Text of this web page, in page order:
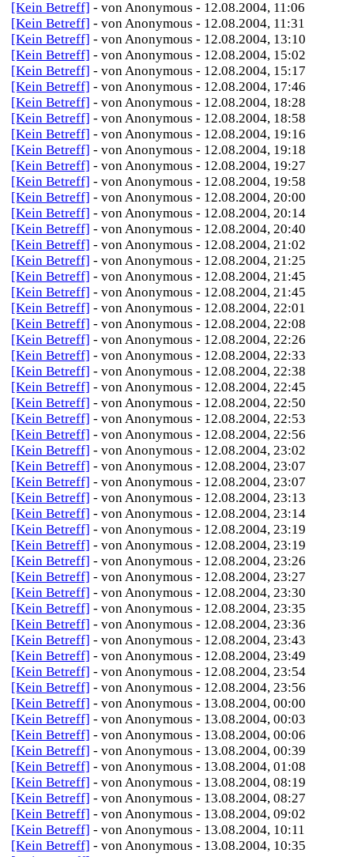
[Kein Betreff] - von Anonymous - 12.08.2004, 11:06
[Kein Betreff] - von Anonymous - 12.08.2004, 11:31
[Kein Betreff] - von Anonymous - 12.08.2004, 13:10
[Kein Betreff] - von Anonymous - 12.08.2004, 15:02
[Kein Betreff] - von Anonymous - 12.08.2004, 15:17
[Kein Betreff] - von Anonymous - 12.08.2004, 17:46
[Kein Betreff] - von Anonymous - 12.08.2004, 18:28
[Kein Betreff] - von Anonymous - 12.08.2004, 18:58
[Kein Betreff] - von Anonymous - 12.08.2004, 19:16
[Kein Betreff] - von Anonymous - 12.08.2004, 19:18
[Kein Betreff] - von Anonymous - 12.08.2004, 19:27
[Kein Betreff] - von Anonymous - 12.08.2004, 19:58
[Kein Betreff] - von Anonymous - 12.08.2004, 20:00
[Kein Betreff] - von Anonymous - 12.08.2004, 20:14
[Kein Betreff] - von Anonymous - 12.08.2004, 20:40
[Kein Betreff] - von Anonymous - 12.08.2004, 21:02
[Kein Betreff] - von Anonymous - 12.08.2004, 21:25
[Kein Betreff] - von Anonymous - 12.08.2004, 21:45
[Kein Betreff] - von Anonymous - 12.08.2004, 21:45
[Kein Betreff] - von Anonymous - 12.08.2004, 22:01
[Kein Betreff] - von Anonymous - 12.08.2004, 22:08
[Kein Betreff] - von Anonymous - 12.08.2004, 22:26
[Kein Betreff] - von Anonymous - 12.08.2004, 22:33
[Kein Betreff] - von Anonymous - 12.08.2004, 22:38
[Kein Betreff] - von Anonymous - 12.08.2004, 22:45
[Kein Betreff] - von Anonymous - 12.08.2004, 22:50
[Kein Betreff] - von Anonymous - 12.08.2004, 22:53
[Kein Betreff] - von Anonymous - 12.08.2004, 22:56
[Kein Betreff] - von Anonymous - 12.08.2004, 23:02
[Kein Betreff] - von Anonymous - 12.08.2004, 23:07
[Kein Betreff] - von Anonymous - 12.08.2004, 23:07
[Kein Betreff] - von Anonymous - 12.08.2004, 23:13
[Kein Betreff] - von Anonymous - 12.08.2004, 23:14
[Kein Betreff] - von Anonymous - 12.08.2004, 23:19
[Kein Betreff] - von Anonymous - 12.08.2004, 23:19
[Kein Betreff] - von Anonymous - 12.08.2004, 23:26
[Kein Betreff] - von Anonymous - 12.08.2004, 23:27
[Kein Betreff] - von Anonymous - 12.08.2004, 23:30
[Kein Betreff] - von Anonymous - 12.08.2004, 23:35
[Kein Betreff] - von Anonymous - 12.08.2004, 23:36
[Kein Betreff] - von Anonymous - 12.08.2004, 23:43
[Kein Betreff] - von Anonymous - 12.08.2004, 23:49
[Kein Betreff] - von Anonymous - 12.08.2004, 23:54
[Kein Betreff] - von Anonymous - 12.08.2004, 23:56
[Kein Betreff] - von Anonymous - 13.08.2004, 00:00
[Kein Betreff] - von Anonymous - 13.08.2004, 00:03
[Kein Betreff] - von Anonymous - 13.08.2004, 00:06
[Kein Betreff] - von Anonymous - 13.08.2004, 00:39
[Kein Betreff] - von Anonymous - 13.08.2004, 01:08
[Kein Betreff] - von Anonymous - 13.08.2004, 08:19
[Kein Betreff] - von Anonymous - 13.08.2004, 08:27
[Kein Betreff] - von Anonymous - 13.08.2004, 09:02
[Kein Betreff] - von Anonymous - 13.08.2004, 10:11
[Kein Betreff] - von Anonymous - 13.08.2004, 10:35